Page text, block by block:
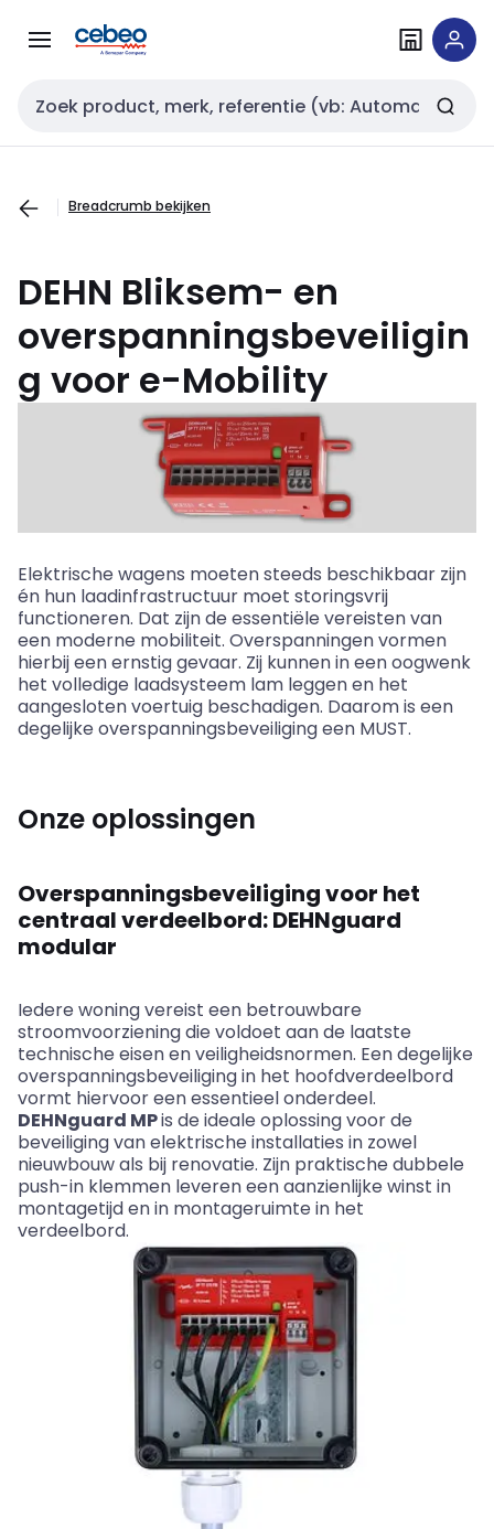
naar
naar
Zoekveld invoer
Breadcrumb bekijken
DEHN Bliksem- en
overspanningsbeveiligin
g voor e-Mobility
Elektrische wagens moeten steeds beschikbaar zijn
én hun laadinfrastructuur moet storingsvrij
functioneren. Dat zijn de essentiële vereisten van
een moderne mobiliteit. Overspanningen vormen
hierbij een ernstig gevaar. Zij kunnen in een oogwenk
het volledige laadsysteem lam leggen en het
aangesloten voertuig beschadigen. Daarom is een
degelijke overspanningsbeveiliging een MUST.
Onze oplossingen
Overspanningsbeveiligingvoor het
centraal verdeelbord:DEHNguard
modular
Iedere woning vereist een betrouwbare
stroomvoorziening die voldoet aan de laatste
technische eisen en veiligheidsnormen. Een degelijke
overspanningsbeveiliging in het hoofdverdeelbord
vormt hiervoor een essentieel onderdeel.
DEHNguard MPis de ideale oplossing voor de
beveiliging van elektrische installaties in zowel
nieuwbouw als bij renovatie. Zijn praktische dubbele
push-in klemmen leveren een aanzienlijke winst in
montagetijd en in montageruimte in het
verdeelbord.